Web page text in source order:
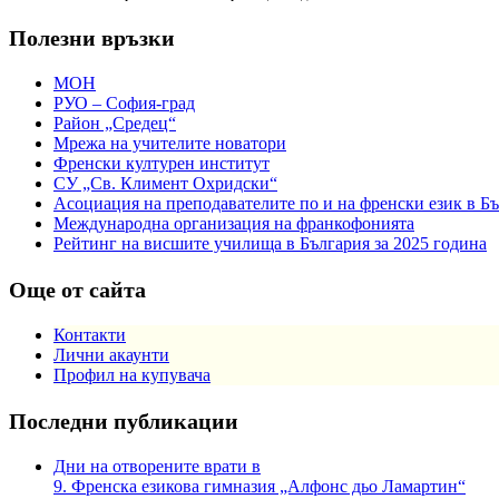
Полезни връзки
МОН
РУО – София-град
Район „Средец“
Мрежа на учителите новатори
Френски културен институт
СУ „Св. Климент Охридски“
Асоциация на преподавателите по и на френски език в
Международна организация на франкофонията
Рейтинг на висшите училища в България за 2025 година
Още от сайта
Контакти
Лични акаунти
Профил на купувача
Последни публикации
Дни на отворените врати в
9. Френска езикова гимназия „Алфонс дьо Ламартин“